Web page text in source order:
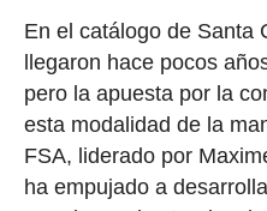
En el catálogo de Santa
llegaron hace pocos
pero la apuesta por la
esta modalidad de la
FSA, liderado por
ha empujado a